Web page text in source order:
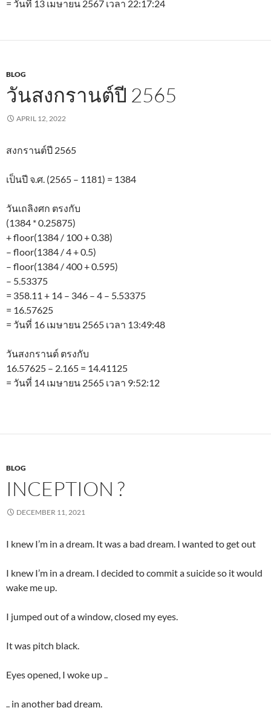
= วันที่ 13 เมษายน 2567 เวลา 22:17:24
BLOG
วันสงกรานต์ปี 2565
APRIL 12, 2022
สงกรานต์ปี 2565
เป็นปี จ.ศ. (2565 – 1181) = 1384
วันเถลิงศก ตรงกับ
(1384 * 0.25875)
+ floor(1384 / 100 + 0.38)
– floor(1384 / 4 + 0.5)
– floor(1384 / 400 + 0.595)
– 5.53375
= 358.11 + 14 – 346 – 4 – 5.53375
= 16.57625
= วันที่ 16 เมษายน 2565 เวลา 13:49:48
วันสงกรานต์ ตรงกับ
16.57625 – 2.165 = 14.41125
= วันที่ 14 เมษายน 2565 เวลา 9:52:12
BLOG
INCEPTION ?
DECEMBER 11, 2021
I knew I’m in a dream. It was a bad dream. I wanted to get out
I knew I’m in a dream. I decided to commit a suicide so it would
wake me up.
I jumped out of a window, closed my eyes.
It was pitch black.
Eyes opened, I woke up ..
.. in another bad dream.